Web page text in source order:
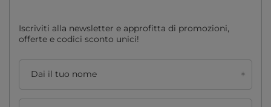
Iscriviti alla newsletter e approfitta di promozioni,
offerte e codici sconto unici!
Dai il tuo nome